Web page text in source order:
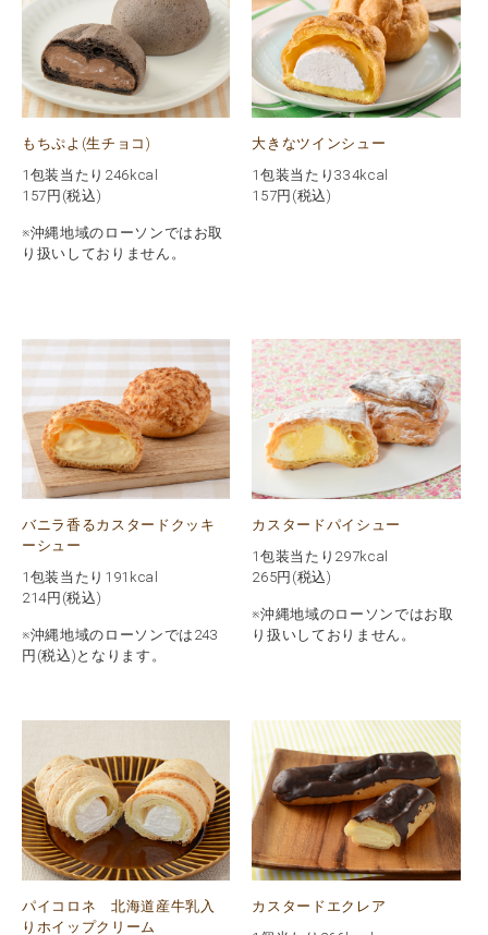
もちぷよ(生チョコ)
1包装当たり246kcal
157 円(税込)
※沖縄地域のローソンではお取
り扱いしておりません。
大きなツインシュー
1包装当たり334kcal
157円(税込)
バニラ香るカスタードクッキ
ーシュー
1包装当たり191kcal
214円(税込)
※沖縄地域のローソンでは243
円(税込)となります。
カスタードパイシュー
1包装当たり297kcal
265円(税込)
※沖縄地域のローソンではお取
り扱いしておりません。
パイコロネ 北海道産牛乳入
りホイップクリーム
カスタードエクレア